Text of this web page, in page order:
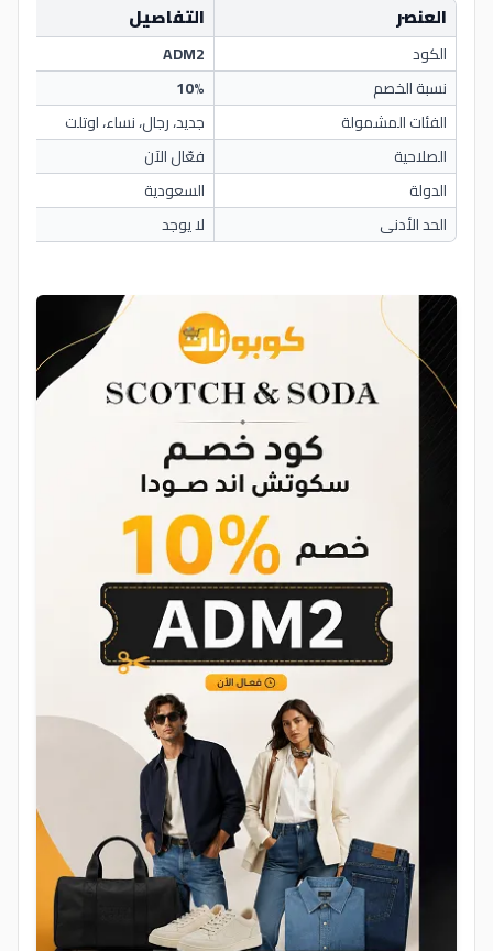
العنصر التفاصيل
الكود
ADM2
نسبة الخصم
10%
الفئات المشمولة
جديد، رجال، نساء، اوتلت
الصلاحية
فعّال الآن
الدولة
السعودية
الحد الأدنى
لا يوجد